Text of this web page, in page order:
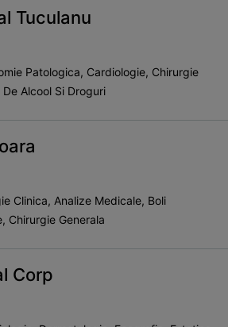
Tuculanu
Patologica, Cardiologie, Chirurgie
Alcool Si Droguri
Clinica, Analize Medicale, Boli
Chirurgie Generala
Corp